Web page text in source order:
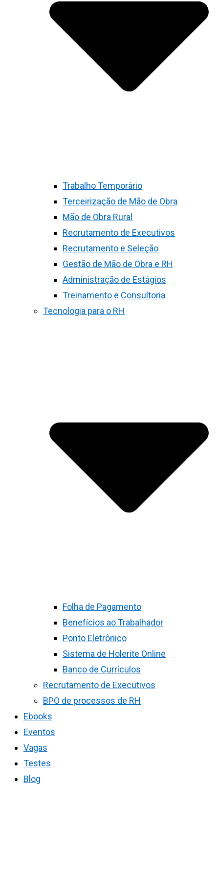
Trabalho Temporário
Terceirização de Mão de Obra
Mão de Obra Rural
Recrutamento de Executivos
Recrutamento e Seleção
Gestão de Mão de Obra e RH
Administração de Estágios
Treinamento e Consultoria
Tecnologia para o RH
Folha de Pagamento
Benefícios ao Trabalhador
Ponto Eletrônico
Sistema de Holerite Online
Banco de Currículos
Recrutamento de Executivos
BPO de processos de RH
Ebooks
Eventos
Vagas
Testes
Blog